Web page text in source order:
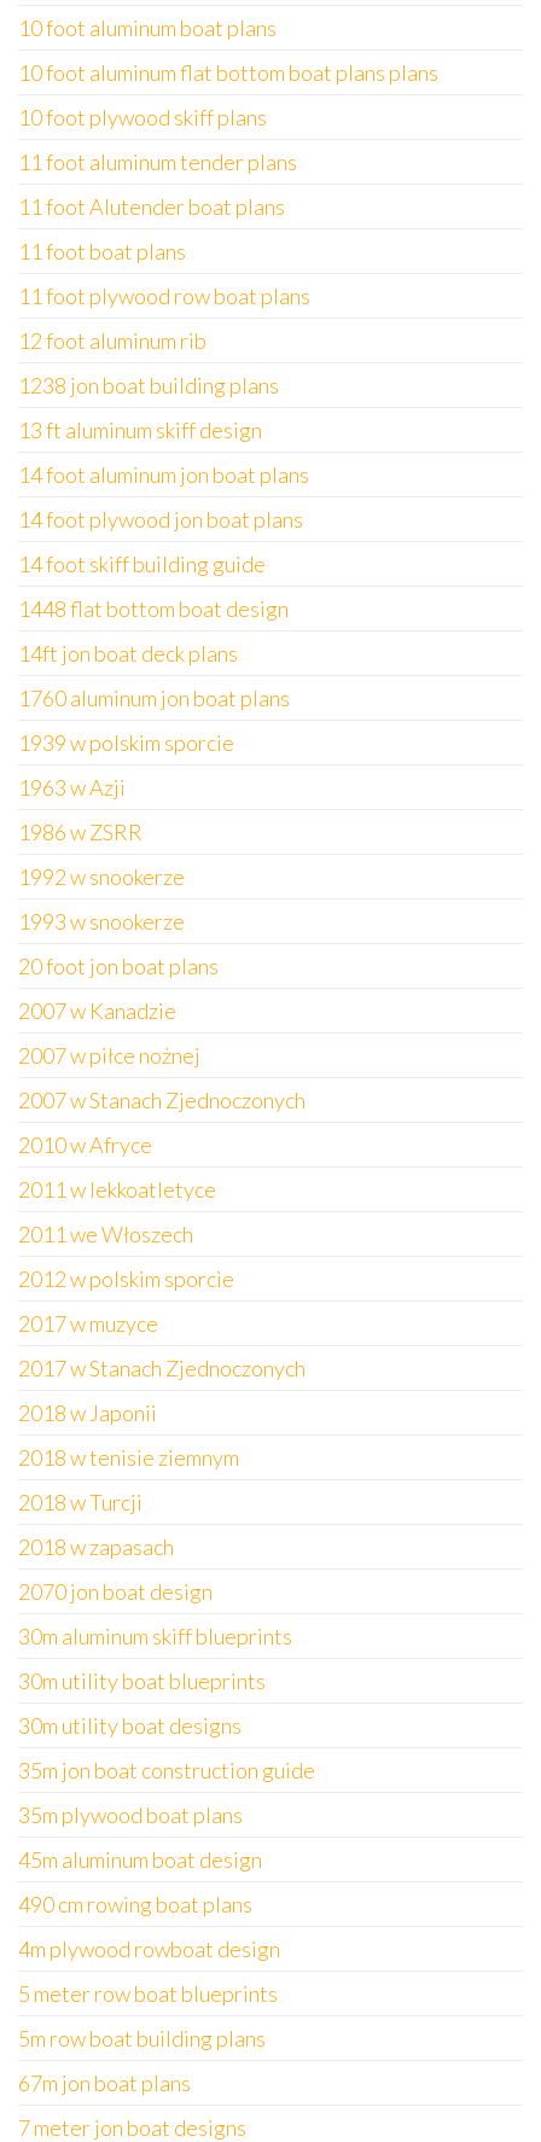
10 foot aluminum boat plans
10 foot aluminum flat bottom boat plans plans
10 foot plywood skiff plans
11 foot aluminum tender plans
11 foot Alutender boat plans
11 foot boat plans
11 foot plywood row boat plans
12 foot aluminum rib
1238 jon boat building plans
13 ft aluminum skiff design
14 foot aluminum jon boat plans
14 foot plywood jon boat plans
14 foot skiff building guide
1448 flat bottom boat design
14ft jon boat deck plans
1760 aluminum jon boat plans
1939 w polskim sporcie
1963 w Azji
1986 w ZSRR
1992 w snookerze
1993 w snookerze
20 foot jon boat plans
2007 w Kanadzie
2007 w piłce nożnej
2007 w Stanach Zjednoczonych
2010 w Afryce
2011 w lekkoatletyce
2011 we Włoszech
2012 w polskim sporcie
2017 w muzyce
2017 w Stanach Zjednoczonych
2018 w Japonii
2018 w tenisie ziemnym
2018 w Turcji
2018 w zapasach
2070 jon boat design
30m aluminum skiff blueprints
30m utility boat blueprints
30m utility boat designs
35m jon boat construction guide
35m plywood boat plans
45m aluminum boat design
490 cm rowing boat plans
4m plywood rowboat design
5 meter row boat blueprints
5m row boat building plans
67m jon boat plans
7 meter jon boat designs